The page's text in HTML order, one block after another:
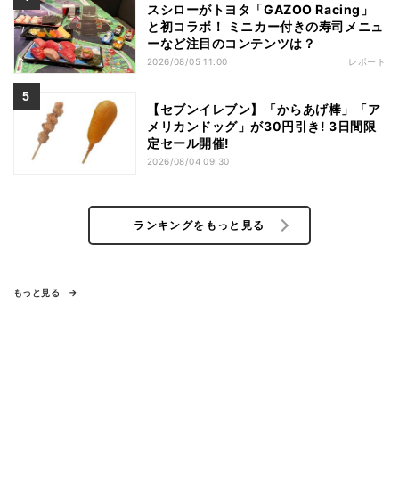
スシローがトヨタ「GAZOO Racing」
と初コラボ！ ミニカー付きの寿司メニュ
ーなど注目のコンテンツは？
2026/08/05 11:00 レポート
【セブンイレブン】「からあげ棒」「ア
メリカンドッグ」が30円引き! 3日間限
定セール開催!
2026/08/04 09:30
ランキングをもっと見る
もっと見る